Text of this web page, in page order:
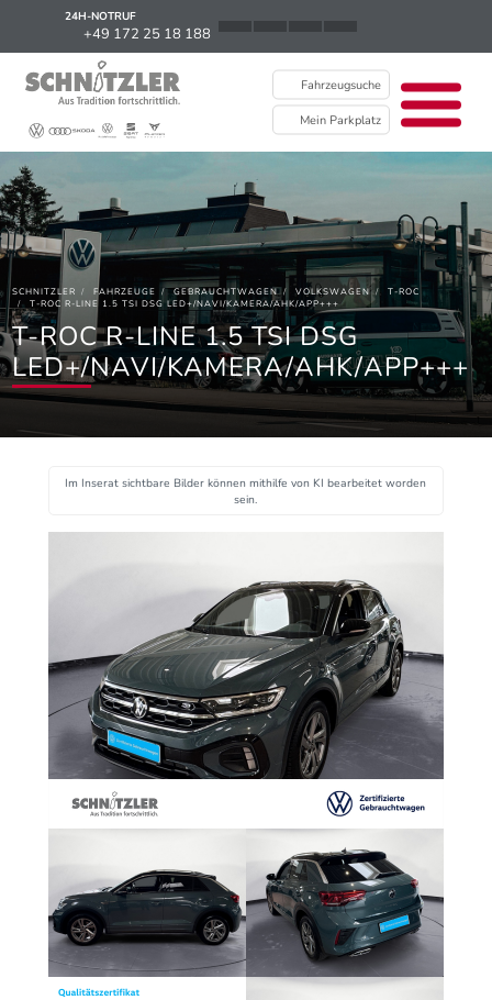
24H-NOTRUF
+49 172 25 18 188
Fahrzeugsuche
Mein Parkplatz
News
Kontakt / Standorte
Über uns
Newsletter
EU Data Act
SCHNITZLER FAHRZEUGE GEBRAUCHTWAGEN VOLKSWAGEN
T-ROC
T-ROC R-LINE 1.5 TSI DSG LED+/NAVI/KAMERA/AHK/APP+++
T-ROC R-LINE 1.5 TSI DSG
LED+/NAVI/KAMERA/AHK/APP+++
Im Inserat sichtbare Bilder können mithilfe von KI bearbeitet worden
sein.